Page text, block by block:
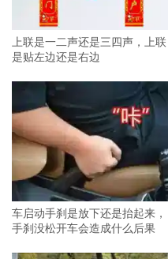
上联是一二声还是三四声，上联
是贴左边还是右边
车启动手刹是放下还是抬起来，
手刹没松开车会造成什么后果